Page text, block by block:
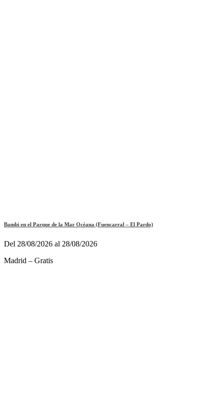
Bambi en el Parque de la Mar Océana (Fuencarral – El Pardo)
Del 28/08/2026 al 28/08/2026
Madrid – Gratis